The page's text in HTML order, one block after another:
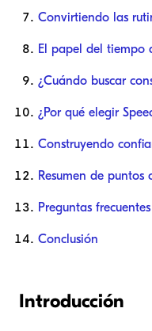
Convirtiendo las
El papel del tiempo
¿Cuándo buscar
¿Por qué elegir
Construyendo
Resumen de puntos
Preguntas frecuentes
Conclusión
Introducción